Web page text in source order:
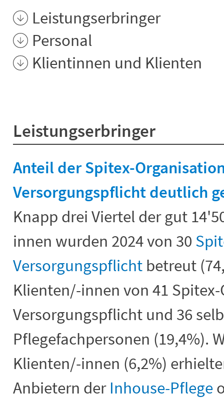
Leistungserbringer
Personal
Klientinnen und Klienten
Leistungserbringer
Anteil der Spitex-
Versorgungspflicht deutlich
Knapp drei Viertel der gut
innen wurden 2024 von 30
Versorgungspflicht betreut
Klienten/-innen von 41
Versorgungspflicht und 36
Pflegefachpersonen (19,4%).
Klienten/-innen (6,2%)
Anbietern der Inhouse-Pflege